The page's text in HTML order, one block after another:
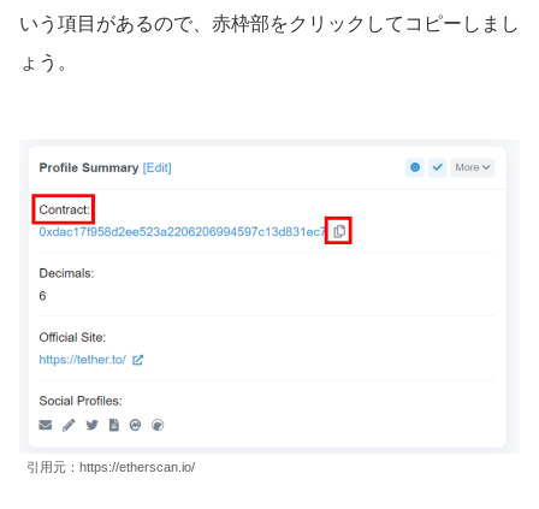
いう項目があるので、赤枠部をクリックしてコピーしまし
ょう。
引用元：https://etherscan.io/